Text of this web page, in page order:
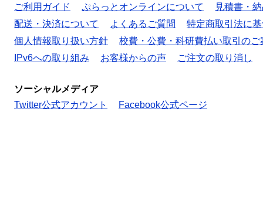
ご利用ガイド
ぷらっとオンラインについて
見積書・
配送・決済について
よくあるご質問
特定商取引法に
個人情報取り扱い方針
校費・公費・科研費払い取引のご
IPv6への取り組み
お客様からの声 ご注文の取り消し
ソーシャルメディア
Twitter公式アカウント
Facebook公式ページ